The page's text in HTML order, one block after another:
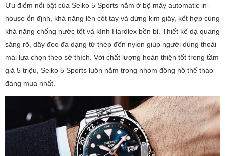
Ưu điểm nổi bật của Seiko 5 Sports nằm ở bộ máy automatic in-
house ổn định, khả năng lên cót tay và dừng kim giây, kết hợp cùng
khả năng chống nước tốt và kính Hardlex bền bỉ. Thiết kế dạ quang
sáng rõ, dây đeo đa dạng từ thép đến nylon giúp người dùng thoải
mái lựa chọn theo sở thích. Với chất lượng hoàn thiện tốt trong tầm
giá 5 triệu, Seiko 5 Sports luôn nằm trong nhóm đồng hồ thể thao
đáng mua nhất.